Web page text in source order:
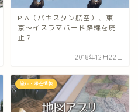
PIA（パキスタン航空）、東
京〜イスラマバード路線を廃
止？
2018年12月22日
旅行・滞在情報